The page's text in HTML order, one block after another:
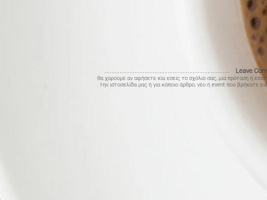
Leave
θα χαρούμε αν αφήσετε και εσείς το σχόλιο σας, μία πρόταση ή
την ιστοσελίδα μας ή για κάποιο άρθρο, νέο ή event που βρήκατε